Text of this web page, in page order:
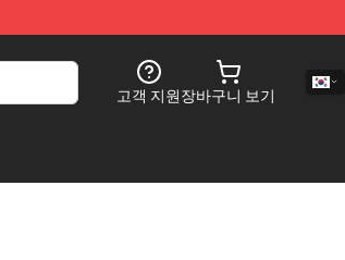
고객 지원장바구니 보기